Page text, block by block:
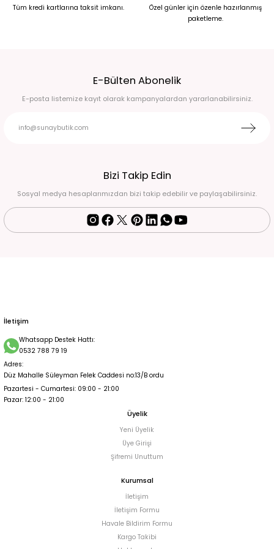
2.250,00 TL
3.000,00 TL
4.750,00 TL
Tüm kredi kartlarına taksit imkanı.
Özel günler için özenle hazırlanmış
paketleme.
E-Bülten Abonelik
E-posta listemize kayıt olarak kampanyalardan yararlanabilirsiniz.
Bizi Takip Edin
Sosyal medya hesaplarımızdan bizi takip edebilir ve paylaşabilirsiniz.
İletişim
Whatsapp Destek Hattı:
0532 788 79 19
Adres:
Düz Mahalle Süleyman Felek Caddesi no:13/B ordu
Pazartesi - Cumartesi: 09:00 - 21:00
Pazar: 12:00 - 21:00
Üyelik
Yeni Üyelik
Üye Girişi
Şifremi Unuttum
Kurumsal
İletişim
İletişim Formu
Havale Bildirim Formu
Kargo Takibi